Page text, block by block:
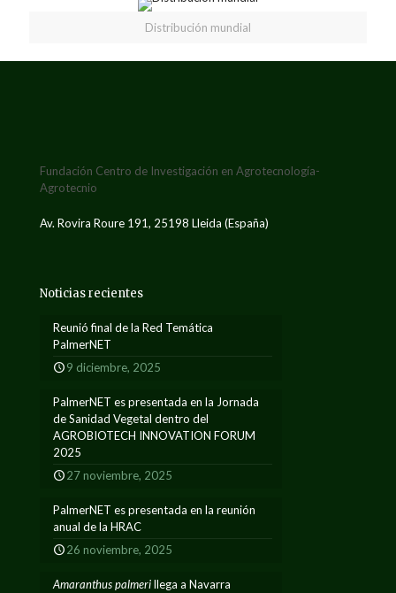
Distribución mundial
Fundación Centro de Investigación en Agrotecnología-
Agrotecnio
Av. Rovira Roure 191, 25198 Lleida (España)
Noticias recientes
Reunió final de la Red Temática
PalmerNET
9 diciembre, 2025
PalmerNET es presentada en la Jornada
de Sanidad Vegetal dentro del
AGROBIOTECH INNOVATION FORUM
2025
27 noviembre, 2025
PalmerNET es presentada en la reunión
anual de la HRAC
26 noviembre, 2025
Amaranthus palmerillega a Navarra